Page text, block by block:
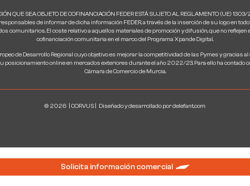
Solicita información comercial
QUE SEA OBJETO DE COFINANCIACIÓN FEDER ESTÁ SUJETO AL REGLAMENTO (UE)
de informar de dicha información FEDER, a través de la inserción de su logo en
comunitarios. El coste relativo a aquellos materiales de promoción y difusión, que no reflejen
cofinanciación comunitaria en el marco del Programa Xpande Digital.
de Desarrollo Regional cuyo objetivo es mejorar la competitividad de las Pymes y gracias
posicionamiento online en mercados exteriores durante el año 2022/23. Para ello ha contado
Cámara de Comercio de Murcia.
© 2026 | CORVUS | Diseñado y desarrollado pordelefant.com